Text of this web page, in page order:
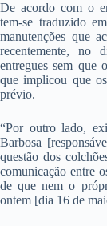
De acordo com o
tem-se traduzido
manutenções que
recentemente, no
entregues sem que
que implicou que
prévio.
“Por outro lado,
Barbosa
questão dos
comunicação entre
de que nem o
ontem [dia 16 de